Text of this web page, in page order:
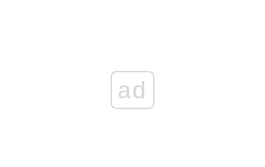
ad